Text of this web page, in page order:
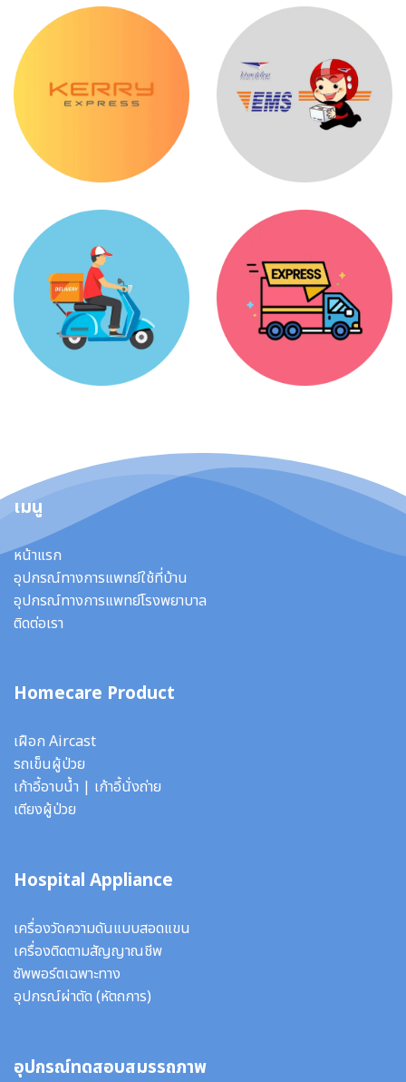
เมนู
หน้าแรก
อุปกรณ์ทางการแพทย์ใช้ที่บ้าน
อุปกรณ์ทางการแพทย์โรงพยาบาล
ติดต่อเรา
Homecare Product
เฝือก Aircast
รถเข็นผู้ป่วย
เก้าอี้อาบน้ำ | เก้าอี้นั่งถ่าย
เตียงผู้ป่วย
Hospital Appliance
เครื่องวัดความดันแบบสอดแขน
เครื่องติดตามสัญญาณชีพ
ซัพพอร์ตเฉพาะทาง
อุปกรณ์ผ่าตัด (หัตถการ)
อุปกรณ์ทดสอบสมรรถภาพ